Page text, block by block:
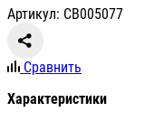
Артикул: СВ005077
Сравнить
Характеристики